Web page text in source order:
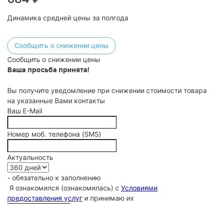
Динамика средней цены за полгода
Сообщить о снижении цены
Сообщить о снижении цены
Ваша просьба принята!
Вы получите уведомление при снижении стоимости товара
на указанные Вами контакты
Ваш E-Mail
Номер моб. телефона (SMS)
Актуальность
- обязательно к заполнению
Я ознакомился (ознакомилась) с Условиями
предоставления услуг и принимаю их